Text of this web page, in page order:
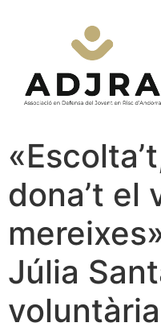
dona’t el
Júlia
voluntària